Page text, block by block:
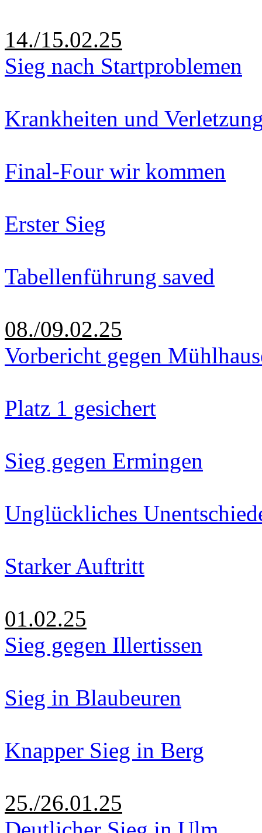
14./15.02.25
Sieg nach Startproblemen
Krankheiten und
Final-Four wir kommen
Erster Sieg
Tabellenführung saved
08./09.02.25
Vorbericht gegen
Platz 1 gesichert
Sieg gegen Ermingen
Unglückliches
Starker Auftritt
01.02.25
Sieg gegen Illertissen
Sieg in Blaubeuren
Knapper Sieg in Berg
25./26.01.25